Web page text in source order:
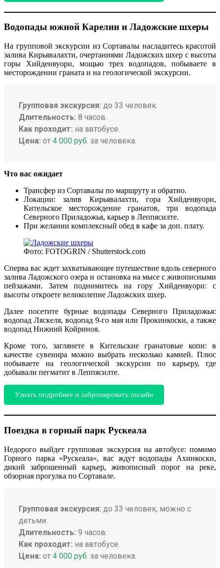
Водопады южной Карелии и Ладожские шхеры
На групповой экскурсии из Сортавалы насладитесь красотой
залива Кирьявалахти, очертаниями Ладожских шхер с высоты
горы Хийденвуори, мощью трех водопадов, побываете в
месторождении граната и на геологической экскурсии.
Групповая экскурсия: до 33 человек.
Длительность: 8 часов.
Как проходит: на автобусе.
Цена: от 4 000 руб. за человека.
Что вас ожидает
Трансфер из Сортавалы по маршруту и обратно.
Локации: залив Кирьявалахти, гора Хийденвуори,
Кительское месторождение гранатов, три водопада
Северного Приладожья, карьер в Леппясилте.
При желании комплексный обед в кафе за доп. плату.
Фото: FOTOGRIN / Shutterstock.com
Сперва вас ждет захватывающее путешествие вдоль северного
залива Ладожского озера и остановка на мысе с живописными
пейзажами. Затем поднимитесь на гору Хийденвуори: с
высоты откроете великолепие Ладожских шхер.
Далее посетите бурные водопады Северного Приладожья:
водопад Ляскеля, водопад 9-го мая или Прокинкоски, а также
водопад Нижний Койриноя.
Кроме того, заглянете в Кительские гранатовые копи: в
качестве сувенира можно выбрать несколько камней. Плюс
побываете на геологической экскурсии по карьеру, где
добывали пегматит в Леппясилте.
Узнать подробнее и забронировать онлайн
Поездка в горный парк Рускеала
Недорого выйдет групповая экскурсия на автобусе: помимо
Горного парка «Рускеала», вас ждут водопады Ахинкоски,
дикий заброшенный карьер, живописный порог на реке,
обзорная прогулка по Сортавале.
Групповая экскурсия: до 33 человек, можно с
детьми.
Длительность: 9 часов.
Как проходит: на автобусе.
Цена: от 4 000 руб. за человека.